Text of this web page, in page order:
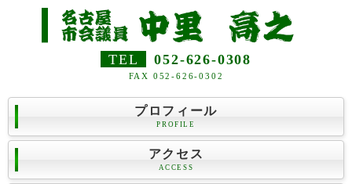
TEL 052-626-0308
FAX 052-626-0302
プロフィール
PROFILE
アクセス
ACCESS